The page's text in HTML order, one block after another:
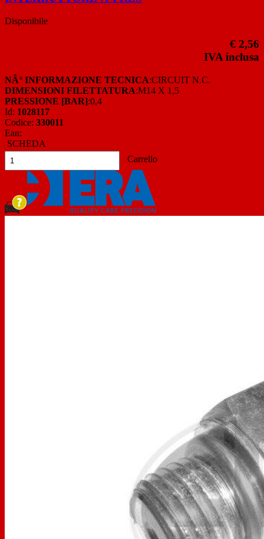
Disponibile
€ 2,56
IVA inclusa
NÂ° INFORMAZIONE TECNICA:CIRCUIT N.C.
DIMENSIONI FILETTATURA:M14 X 1,5
PRESSIONE [BAR]:0,4
Id: 1028117
Codice: 330011
Ean:
SCHEDA
Carrello